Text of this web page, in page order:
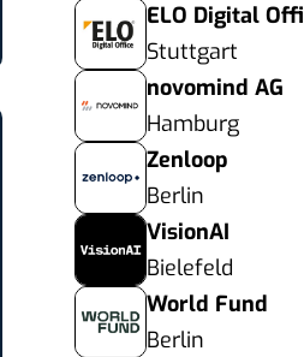
ELO Digital
Stuttgart
novomind AG
Hamburg
Zenloop
Berlin
VisionAI
Bielefeld
World Fund
Berlin